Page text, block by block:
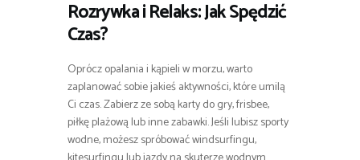
Rozrywka i Relaks: Jak Spędzić
Czas?
Oprócz opalania i kąpieli w morzu, warto
zaplanować sobie jakieś aktywności, które umilą
Ci czas. Zabierz ze sobą karty do gry, frisbee,
piłkę plażową lub inne zabawki. Jeśli lubisz sporty
wodne, możesz spróbować windsurfingu,